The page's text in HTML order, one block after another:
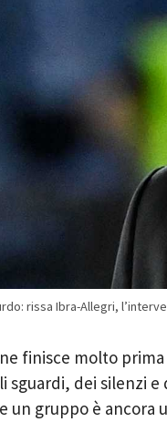
rissa Ibra-Allegri,
finisce molto
sguardi, dei silenzi
un gruppo è